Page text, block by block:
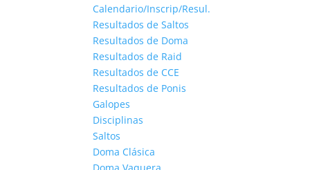
Calendario/Inscrip/Resul.
Resultados de Saltos
Resultados de Doma
Resultados de Raid
Resultados de CCE
Resultados de Ponis
Galopes
Disciplinas
Saltos
Doma Clásica